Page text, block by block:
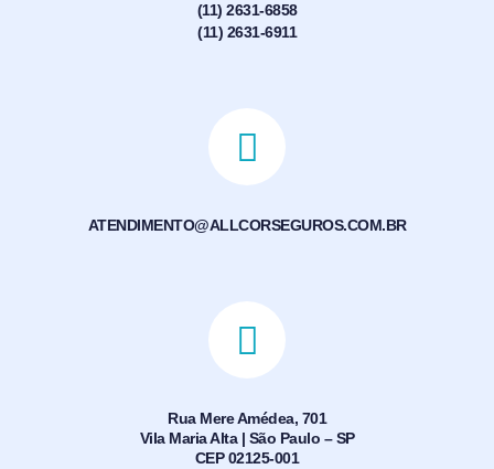
(11) 2631-6858
(11) 2631-6911
ATENDIMENTO@ALLCORSEGUROS.COM.BR
Rua Mere Amédea, 701
Vila Maria Alta | São Paulo – SP
CEP 02125-001